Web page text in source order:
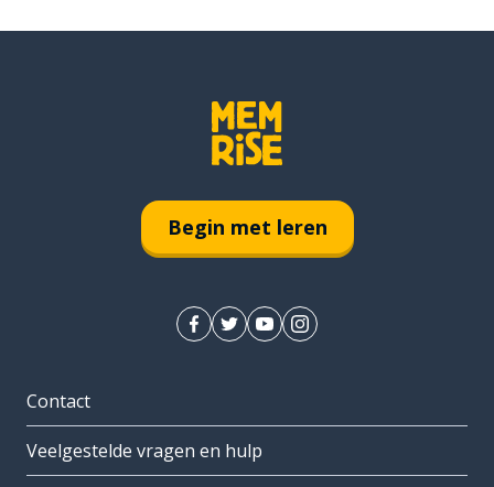
Begin met leren
Contact
Veelgestelde vragen en hulp